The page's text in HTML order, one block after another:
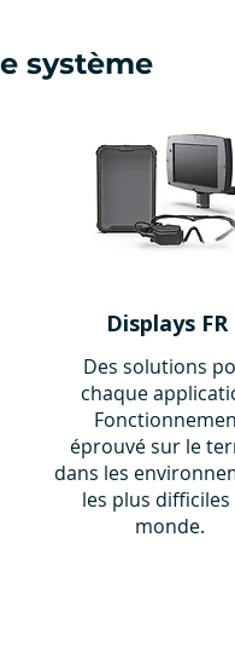
système
Displays FR
Des solutions
chaque
éprouvé sur le
dans les
les plus difficiles
monde.